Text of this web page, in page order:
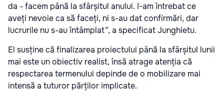
da - facem până la sfârșitul anului. I-am întrebat ce
aveți nevoie ca să faceți, ni s-au dat confirmări, dar
lucrurile nu s-au întâmplat”, a specificat Junghietu.
El susține că finalizarea proiectului până la sfârșitul lunii
mai este un obiectiv realist, însă atrage atenția că
respectarea termenului depinde de o mobilizare mai
intensă a tuturor părților implicate.